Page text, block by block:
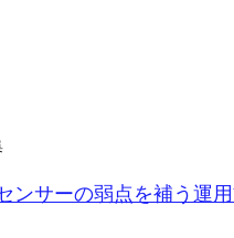
ンサーの弱点を補う運